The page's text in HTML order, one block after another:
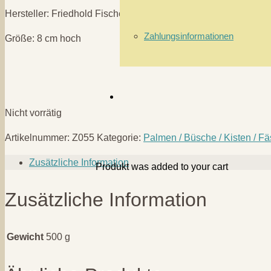
Zahlungsinformationen
Produktwas added to your cart
Hersteller: Friedhold Fischer KG / Meng.-Häm.-THÜR
Größe: 8 cm hoch
Nicht vorrätig
Artikelnummer: Z055 Kategorie: Palmen / Büsche / Kisten /
Zusätzliche Information
Zusätzliche Information
Gewicht 500 g